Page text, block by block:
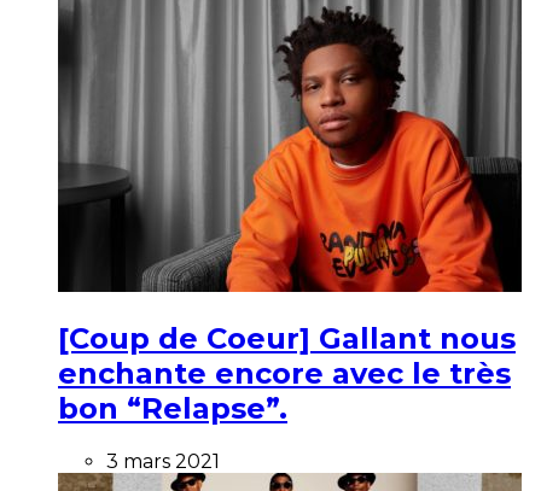
[Coup de Coeur] Gallant nous
enchante encore avec le très
bon “Relapse”.
3 mars 2021